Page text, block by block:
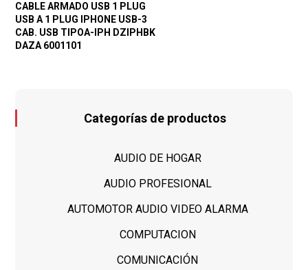
CABLE ARMADO USB 1 PLUG
USB A 1 PLUG IPHONE USB-3
CAB. USB TIPOA-IPH DZIPHBK
DAZA 6001101
Categorías de productos
AUDIO DE HOGAR
AUDIO PROFESIONAL
AUTOMOTOR AUDIO VIDEO ALARMA
COMPUTACION
COMUNICACIÓN